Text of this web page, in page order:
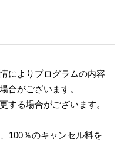
によりプログラムの内容
合がございます。
する場合がございます。
100％のキャンセル料を